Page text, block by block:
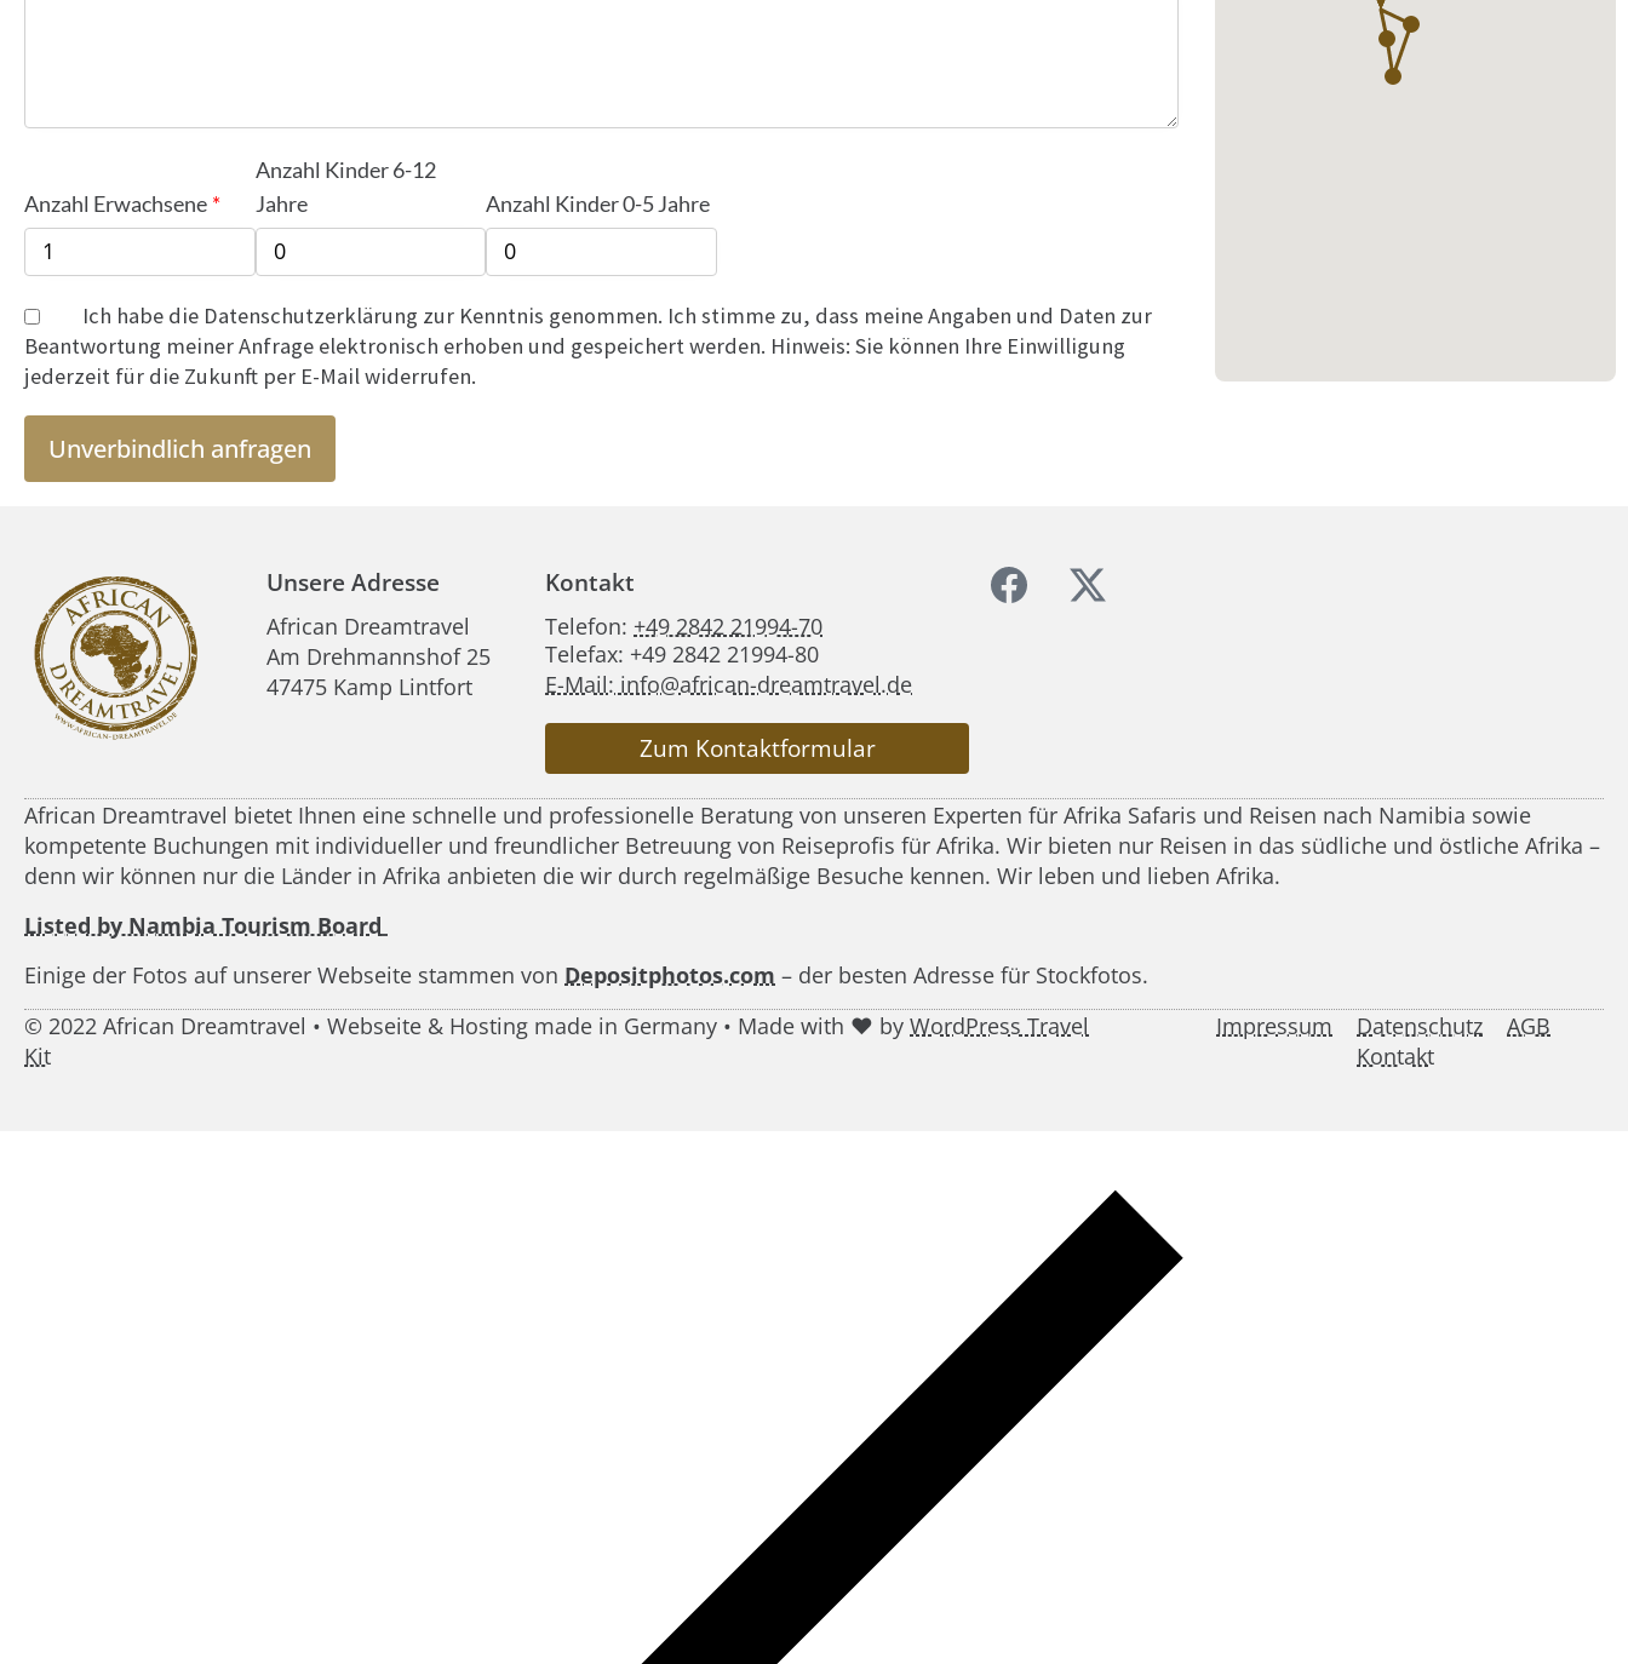
Anzahl Erwachsene
Anzahl Kinder 6-12
Jahre
Anzahl Kinder 0-5 Jahre
Ich habe die Datenschutzerklärung zur Kenntnis genommen. Ich stimme zu, dass meine Angaben und Daten zur
Beantwortung meiner Anfrage elektronisch erhoben und gespeichert werden. Hinweis: Sie können Ihre Einwilligung
jederzeit für die Zukunft per E-Mail widerrufen.
Unverbindlich anfragen
Unsere Adresse
African Dreamtravel
Am Drehmannshof 25
47475 Kamp Lintfort
Kontakt
Telefon: +49 2842 21994-70
Telefax: +49 2842 21994-80
E-Mail: info@african-dreamtravel.de
Zum Kontaktformular
African Dreamtravel bietet Ihnen eine schnelle und professionelle Beratung von unseren Experten für Afrika Safaris und Reisen nach Namibia sowie
kompetente Buchungen mit individueller und freundlicher Betreuung von Reiseprofis für Afrika. Wir bieten nur Reisen in das südliche und östliche Afrika –
denn wir können nur die Länder in Afrika anbieten die wir durch regelmäßige Besuche kennen. Wir leben und lieben Afrika.
Listed by Nambia Tourism Board
Einige der Fotos auf unserer Webseite stammen von Depositphotos.com – der besten Adresse für Stockfotos.
© 2022 African Dreamtravel • Webseite & Hosting made in Germany • Made with ♥ by WordPress Travel
Kit
Impressum Datenschutz
AGB
Kontakt